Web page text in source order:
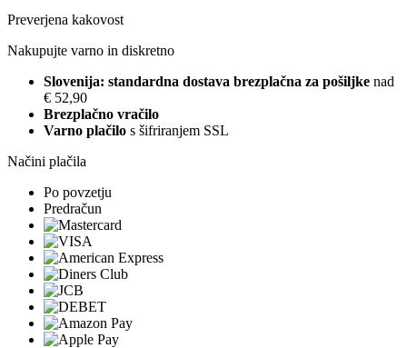
Preverjena kakovost
Nakupujte varno in diskretno
Slovenija: standardna dostava brezplačna za pošiljke nad
€ 52,90
Brezplačno vračilo
Varno plačilo s šifriranjem SSL
Načini plačila
Po povzetju
Predračun